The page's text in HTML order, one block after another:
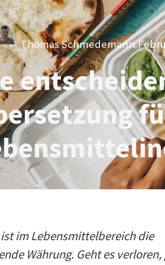
Thomas Schmedemann
im Lebensmittelbereich die
Währung. Geht es verloren,